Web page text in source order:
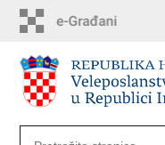
sadržaj